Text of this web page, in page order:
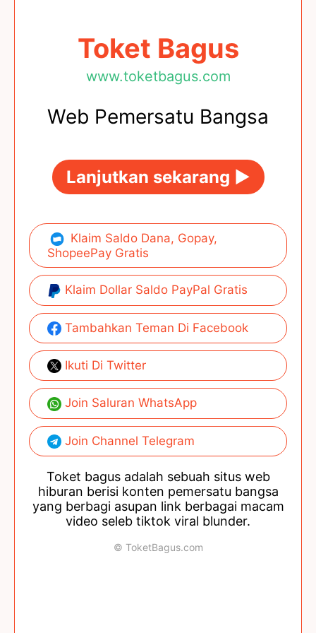
Toket Bagus
www.toketbagus.com
Web Pemersatu Bangsa
Lanjutkan sekarang ►
Klaim Saldo Dana, Gopay,
ShopeePay Gratis
Klaim Dollar Saldo PayPal Gratis
Tambahkan Teman Di Facebook
Ikuti Di Twitter
Join Saluran WhatsApp
Join Channel Telegram
Toket bagus adalah sebuah situs web
hiburan berisi konten pemersatu bangsa
yang berbagi asupan link berbagai macam
video seleb tiktok viral blunder.
© ToketBagus.com